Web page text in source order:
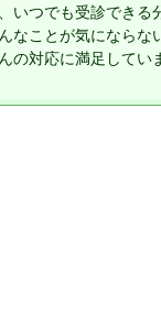
いつでも受診できる
なことが気にならな
の対応に満足してい